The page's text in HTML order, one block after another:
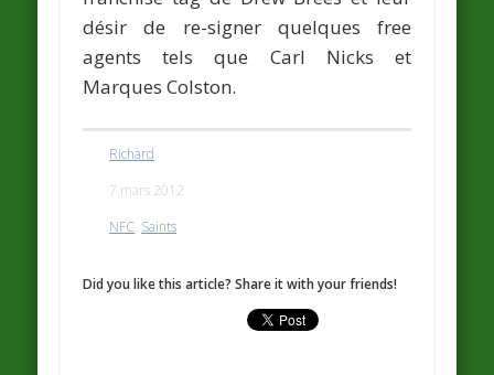
désir de re-signer quelques free
agents tels que Carl Nicks et
Marques Colston.
Richard
7 mars 2012
NFC, Saints
Did you like this article? Share it with your friends!